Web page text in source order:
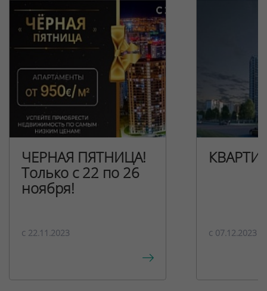
ЧЕРНАЯ ПЯТНИЦА!
Только с 22 по 26
ноября!
c 22.11.2023 c 07.12.2023